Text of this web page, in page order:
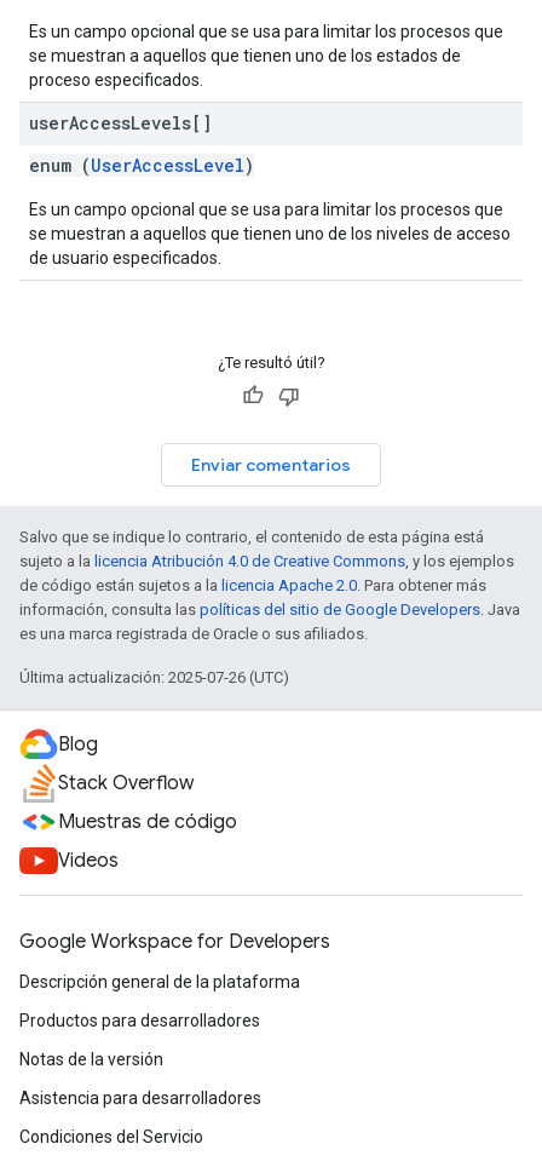
Es un campo opcional que se usa para limitar los procesos que
se muestran a aquellos que tienen uno de los estados de
proceso especificados.
userAccessLevels[]
enum (UserAccessLevel)
Es un campo opcional que se usa para limitar los procesos que
se muestran a aquellos que tienen uno de los niveles de acceso
de usuario especificados.
¿Te resultó útil?
Enviar comentarios
Salvo que se indique lo contrario, el contenido de esta página está
sujeto a la licencia Atribución 4.0 de Creative Commons, y los ejemplos
de código están sujetos a la licencia Apache 2.0. Para obtener más
información, consulta las políticas del sitio de Google Developers. Java
es una marca registrada de Oracle o sus afiliados.
Última actualización: 2025-07-26 (UTC)
Blog
Stack Overflow
Muestras de código
Videos
Google Workspace for Developers
Descripción general de la plataforma
Productos para desarrolladores
Notas de la versión
Asistencia para desarrolladores
Condiciones del Servicio